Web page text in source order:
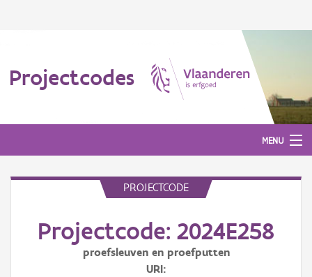
Projectcodes
MENU
PROJECTCODE
Projectcode: 2024E258
proefsleuven en proefputten
URI